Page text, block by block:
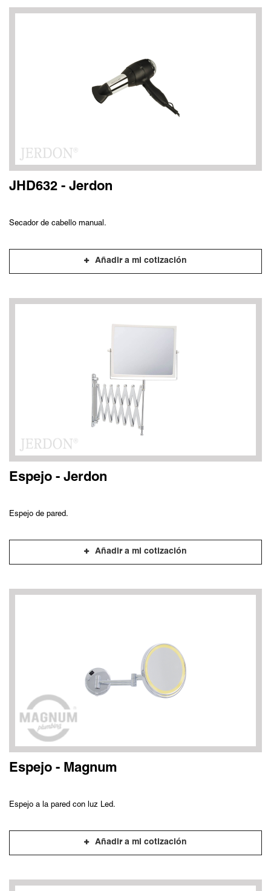
JHD632 - Jerdon
Secador de cabello manual.
Añadir a mi cotización
Espejo - Jerdon
Espejo de pared.
Añadir a mi cotización
Espejo - Magnum
Espejo a la pared con luz Led.
Añadir a mi cotización